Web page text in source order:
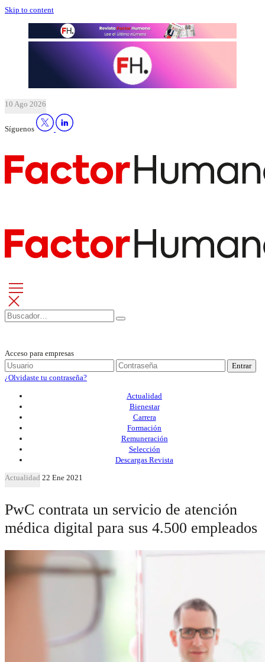
Skip to content
10 Ago 2026
Síguenos
Acceso para empresas
Entrar
¿Olvidaste tu contraseña?
Actualidad
Bienestar
Carrera
Formación
Remuneración
Selección
Descargas Revista
Actualidad 22 Ene 2021
PwC contrata un servicio de atención
médica digital para sus 4.500 empleados